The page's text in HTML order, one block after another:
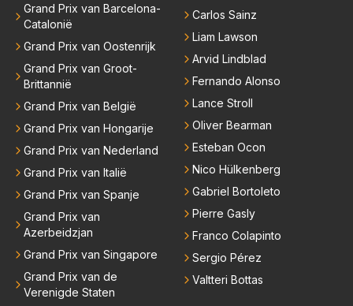
Grand Prix van Barcelona-
Catalonië
Grand Prix van Oostenrijk
Grand Prix van Groot-
Brittannië
Grand Prix van België
Grand Prix van Hongarije
Grand Prix van Nederland
Grand Prix van Italië
Grand Prix van Spanje
Grand Prix van
Azerbeidzjan
Grand Prix van Singapore
Grand Prix van de
Verenigde Staten
Carlos Sainz
Liam Lawson
Arvid Lindblad
Fernando Alonso
Lance Stroll
Oliver Bearman
Esteban Ocon
Nico Hülkenberg
Gabriel Bortoleto
Pierre Gasly
Franco Colapinto
Sergio Pérez
Valtteri Bottas